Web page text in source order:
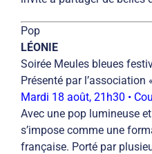
Pop
LÉONIE
Soirée Meules bleues
Présenté par l’association
Mardi 18 août, 21h30 •
Avec une pop lumineuse
s’impose comme une
française. Porté par